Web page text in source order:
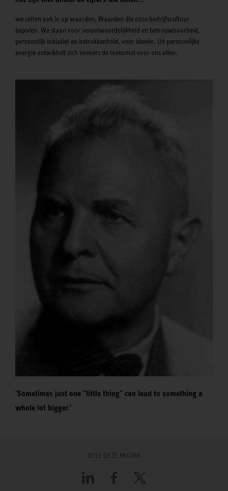
we zetten ook in op waarden. Waarden die onze bedrijfscultuur
bepalen. We staan voor verantwoordelijkheid en betrouwbaarheid,
persoonlijk initiatief en betrokkenheid, voor ideeën. Uit persoonlijke
energie ontwikkelt zich immers de toekomst voor ons allen.
'Sometimes just one "little thing" can lead to something a
whole lot bigger.'
DEEL DEZE PAGINA
LinkedIn FacebookX